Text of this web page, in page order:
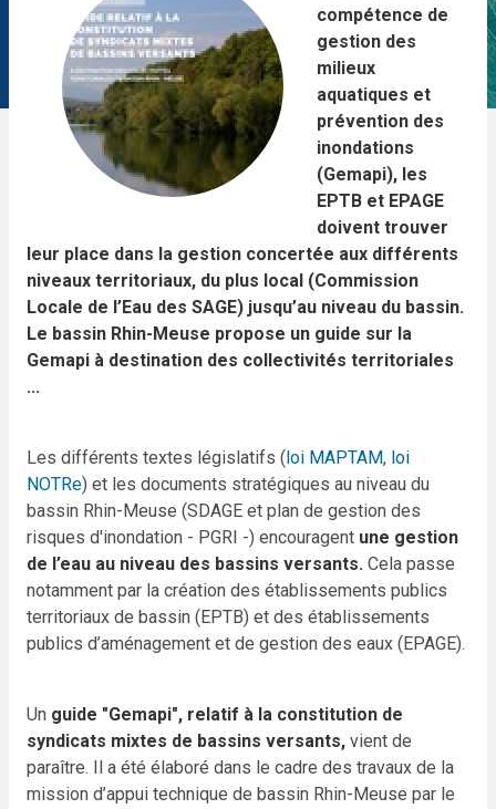
compétence de
gestion des
milieux
aquatiques et
prévention des
inondations
(Gemapi), les
EPTB et EPAGE
doivent trouver
leur place dans la gestion concertée aux différents
niveaux territoriaux, du plus local (Commission
Locale de l’Eau des SAGE) jusqu’au niveau du bassin.
Le bassin Rhin-Meuse propose un guide sur la
Gemapi à destination des collectivités territoriales
...
Les différents textes législatifs (loi MAPTAM, loi
NOTRe) et les documents stratégiques au niveau du
bassin Rhin-Meuse (SDAGE et plan de gestion des
risques d'inondation - PGRI -) encouragent une gestion
de l’eau au niveau des bassins versants. Cela passe
notamment par la création des établissements publics
territoriaux de bassin (EPTB) et des établissements
publics d’aménagement et de gestion des eaux (EPAGE).
Un guide "Gemapi", relatif à la constitution de
syndicats mixtes de bassins versants, vient de
paraître. Il a été élaboré dans le cadre des travaux de la
mission d’appui technique de bassin Rhin-Meuse par le